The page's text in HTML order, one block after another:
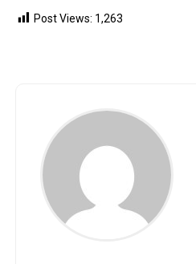
Post Views: 1,263